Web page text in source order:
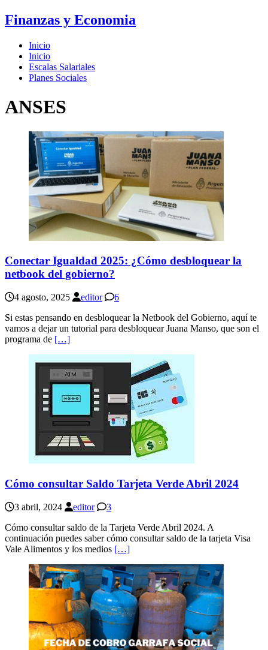
Finanzas y Economia
Inicio
Inicio
Escalas Salariales
Planes Sociales
ANSES
Conectar Igualdad 2025: ¿Cómo desbloquear la
netbook del gobierno?
4 agosto, 2025 editor
6
Si estas pensando en desbloquear la Netbook del Gobierno, aquí te
vamos a dejar un tutorial para desbloquear Juana Manso, que son el
programa de […]
Cómo consultar Saldo Tarjeta Verde Abril 2024
3 abril, 2024 editor
3
Cómo consultar saldo de la Tarjeta Verde Abril 2024. A
continuación puedes saber cómo consultar saldo de la tarjeta Visa
Vale Alimentos y los medios […]